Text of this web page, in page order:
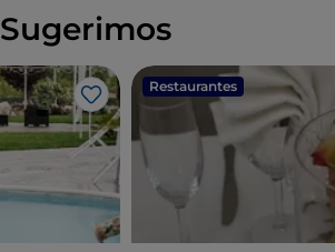
Sugerimos
Me gusta
Restaurantes